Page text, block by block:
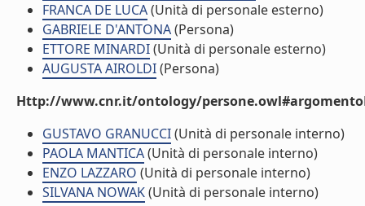
FRANCA DE LUCA(Unità di personale esterno)
GABRIELE D'ANTONA(Persona)
ETTORE MINARDI(Unità di personale esterno)
AUGUSTA AIROLDI(Persona)
Http://www.cnr.it/ontology/
GUSTAVO GRANUCCI(Unità di personale interno)
PAOLA MANTICA(Unità di personale interno)
ENZO LAZZARO (Unità di personale interno)
SILVANA NOWAK(Unità di personale interno)